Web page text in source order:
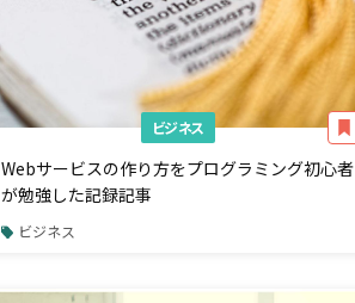
ビジネス
Webサービスの作り方をプログラミング初心者
が勉強した記録記事
ビジネス